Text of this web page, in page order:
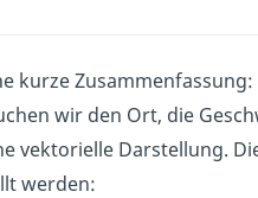
kurze
wir den Ort, die
vektorielle Darstellung.
werden: